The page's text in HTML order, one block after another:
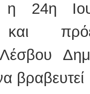
η 24η
και
Λέσβου